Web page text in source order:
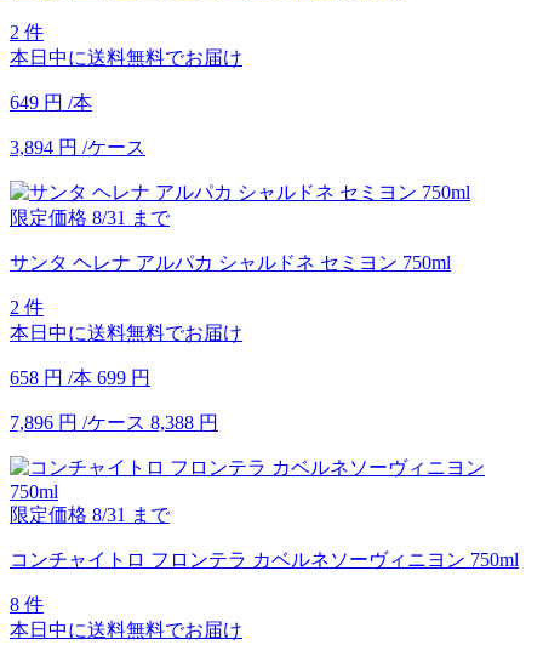
2 件
本日中に送料無料でお届け
649 円 /本
3,894 円 /ケース
限定価格 8/31 まで
サンタ ヘレナ アルパカ シャルドネ セミヨン 750ml
2 件
本日中に送料無料でお届け
658 円 /本 699 円
7,896 円 /ケース 8,388 円
限定価格 8/31 まで
コンチャイトロ フロンテラ カベルネソーヴィニヨン 750ml
8 件
本日中に送料無料でお届け